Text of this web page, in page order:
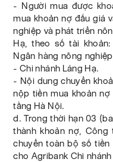
- Người mua được
mua khoản nợ đấu giá
nghiệp và phát triển
Hạ, theo số tài khoản:
Ngân hàng nông
- Chi nhánh Láng Hạ.
- Nội dung chuyển
nộp tiền mua khoản
tầng Hà Nội.
d. Trong thời hạn 03
thành khoản nợ,
chuyển toàn bộ số
cho Agribank Chi